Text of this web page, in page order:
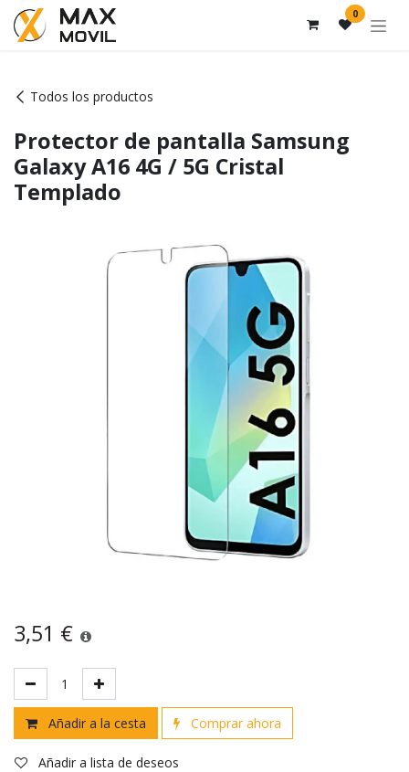
Ir al contenido 0
Todos los productos
Protector de pantalla Samsung
Galaxy A16 4G / 5G Cristal
Templado
3,51 €
Añadir a la cesta Comprar ahora
Añadir a lista de deseos